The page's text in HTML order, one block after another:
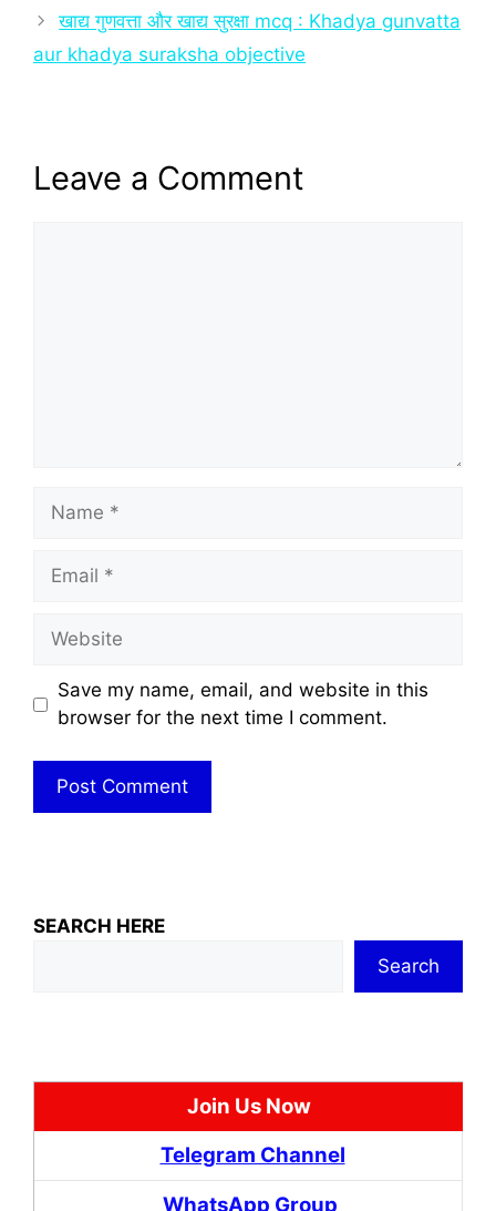
खाद्य गुणवत्ता और खाद्य सुरक्षा mcq : Khadya gunvatta
aur khadya suraksha objective
Leave a Comment
Name
Email
Website
Save my name, email, and website in this
browser for the next time I comment.
SEARCH HERE
Search
Join Us Now
Telegram Channel
WhatsApp Group